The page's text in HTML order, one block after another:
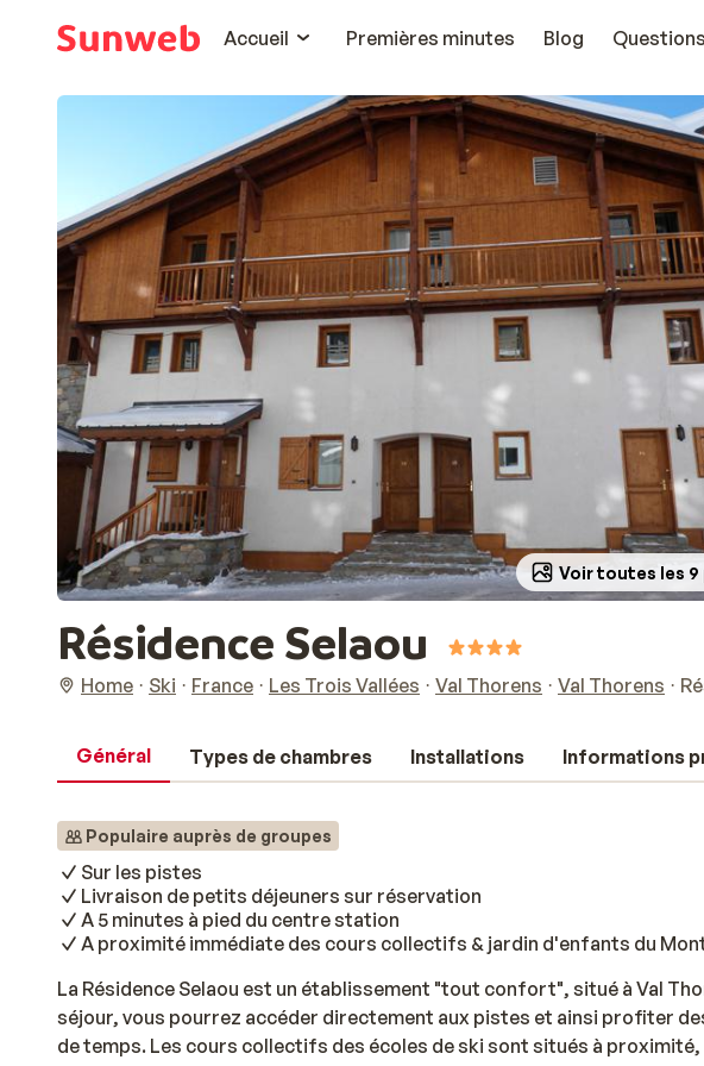
Accueil
Premières minutes Blog
Voir toutes les
Résidence Selaou
Home Ski France Les Trois Vallées Val Thorens Val Thorens
Général Types de chambres Installations Informations
Populaire auprès de groupes
Sur les pistes
Livraison de petits déjeuners sur réservation
A 5 minutes à pied du centre station
A proximité immédiate des cours collectifs & jardin d'enfants du
La Résidence Selaou est un établissement "tout confort", situé à Val
séjour, vous pourrez accéder directement aux pistes et ainsi profiter
de temps. Les cours collectifs des écoles de ski sont situés à proximité,